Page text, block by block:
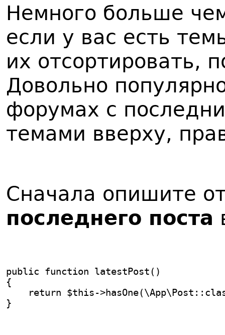
Немного больше
если у вас есть
их отсортировать,
Довольно
форумах с
темами вверху,
Сначала опишите
последнего поста
public function latestPost()
{
return $this-
}